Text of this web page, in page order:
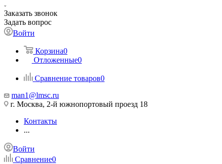
Заказать звонок
Задать вопрос
Войти
Корзина0
Отложенные0
Сравнение товаров0
man1@lmsc.ru
г. Москва, 2-й южнопортовый проезд 18
Контакты
...
Войти
Сравнение0